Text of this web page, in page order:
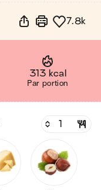
7.8k
313 kcal
Par portion